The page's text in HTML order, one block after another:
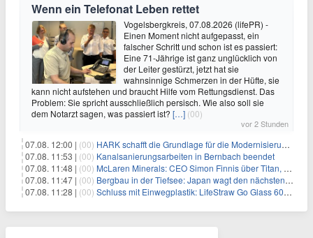
Wenn ein Telefonat Leben rettet
Vogelsbergkreis, 07.08.2026 (lifePR) -
Einen Moment nicht aufgepasst, ein
falscher Schritt und schon ist es passiert:
Eine 71-Jährige ist ganz unglücklich von
der Leiter gestürzt, jetzt hat sie
wahnsinnige Schmerzen in der Hüfte, sie
kann nicht aufstehen und braucht Hilfe vom Rettungsdienst. Das
Problem: Sie spricht ausschließlich persisch. Wie also soll sie
dem Notarzt sagen, was passiert ist? […] (00)
vor 2 Stunden
07.08. 12:00 | (00) HARK schafft die Grundlage für die Modernisierung seiner IBM i-Anwendungen
07.08. 11:53 | (00) Kanalsanierungsarbeiten in Bernbach beendet
07.08. 11:48 | (00) McLaren Minerals: CEO Simon Finnis über Titan, Zirkon und Seltene Erden
07.08. 11:47 | (00) Bergbau in der Tiefsee: Japan wagt den nächsten Schritt
07.08. 11:28 | (00) Schluss mit Einwegplastik: LifeStraw Go Glass 600ml bringt gefiltertes Trinkwasser aus der Glasflasche